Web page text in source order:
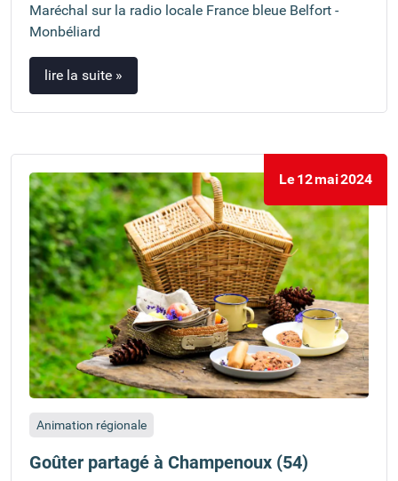
Maréchal sur la radio locale France bleue Belfort -
Monbéliard
lire la suite »
Le12mai2024
Animation régionale
Goûter partagé à Champenoux (54)